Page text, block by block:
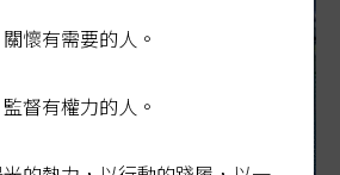
懷有需要的人。
督有權力的人。